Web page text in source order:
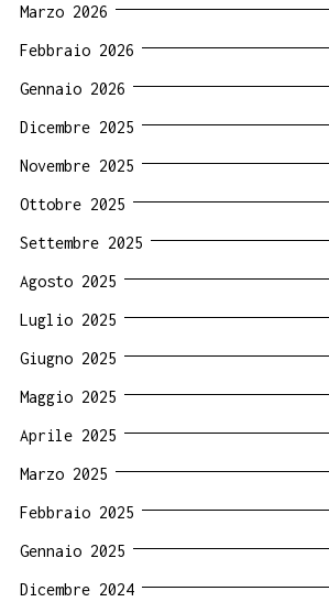
Marzo 2026
Febbraio 2026
Gennaio 2026
Dicembre 2025
Novembre 2025
Ottobre 2025
Settembre 2025
Agosto 2025
Luglio 2025
Giugno 2025
Maggio 2025
Aprile 2025
Marzo 2025
Febbraio 2025
Gennaio 2025
Dicembre 2024